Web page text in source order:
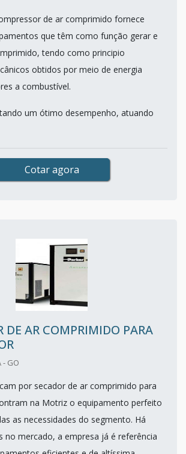
de ar comprimido fornece
que têm como função gerar e
tendo como principio
obtidos por meio de energia
a combustível.
um ótimo desempenho, atuando
Cotar agora
DE AR COMPRIMIDO PARA
- GO
por secador de ar comprimido para
na Motriz o equipamento perfeito
as necessidades do segmento. Há
no mercado, a empresa já é referência